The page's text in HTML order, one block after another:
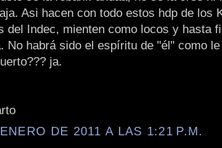
Asi hacen con todo estos hdp de los
del Indec, mienten como locos y hasta
No habrá sido el espíritu de "él" como
ja.
DE 2011 A LAS 1:21 P.M.